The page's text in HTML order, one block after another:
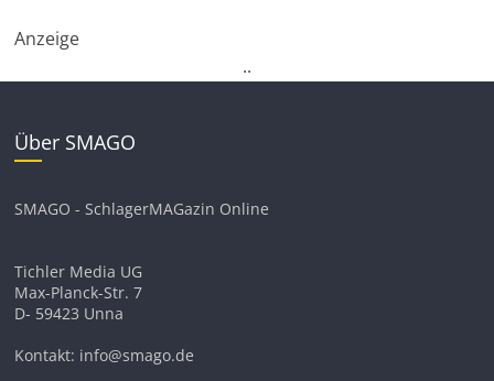
Anzeige
..
Über SMAGO
SMAGO - SchlagerMAGazin Online
Tichler Media UG
Max-Planck-Str. 7
D- 59423 Unna
Kontakt: info@smago.de